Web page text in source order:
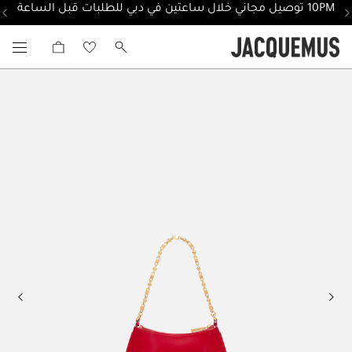
10PM توصيل مجاني خلال ساعتين في دبي للطلبات قبل الساعة